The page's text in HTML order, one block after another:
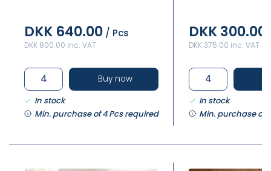
DKK 640.00 / Pcs
DKK 800.00 inc. VAT
Buy now
In stock
Min. purchase of 4 Pcs required
DKK 300.00
DKK 375.00 inc. VAT
In stock
Min. purchase of